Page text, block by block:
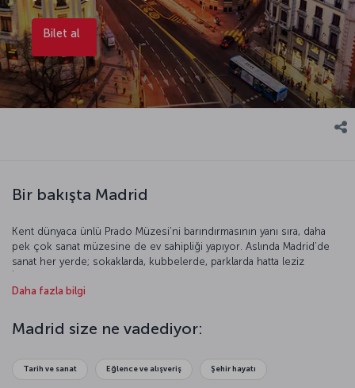
Bilet al
Bir bakışta Madrid
Kent dünyaca ünlü Prado Müzesi’ni barındırmasının yanı sıra, daha
pek çok sanat müzesine de ev sahipliği yapıyor. Aslında Madrid’de
sanat her yerde; sokaklarda, kubbelerde, parklarda hatta leziz
binalarıyla, zevkli meydanlarıyla ve modern, keyifli bir yeri gezerken
fazla ziyareti hak eden bir kent.
Daha fazla bilgi
Madrid size ne vadediyor:
Tarih ve sanat Eğlence ve alışveriş Şehir hayatı